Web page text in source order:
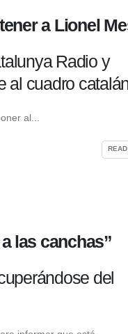
a Lionel
Radio y
al cuadro
al...
las canchas”
del